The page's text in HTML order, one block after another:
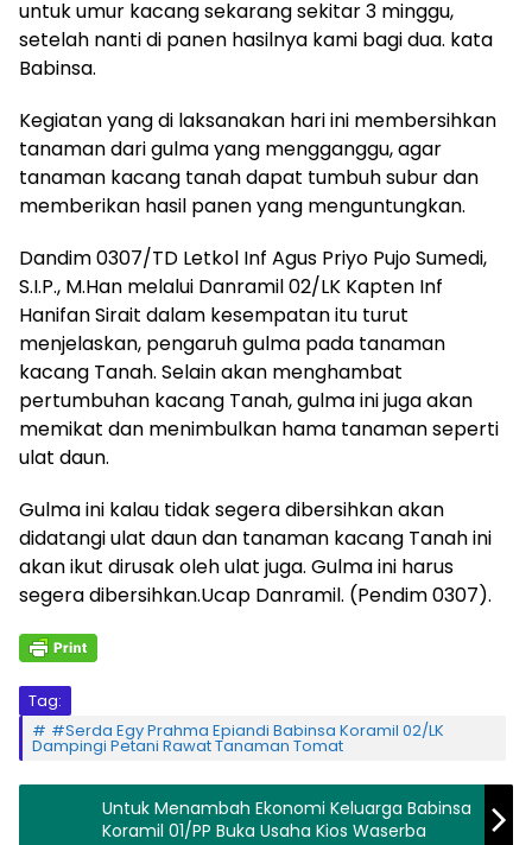
untuk umur kacang sekarang sekitar 3 minggu,
setelah nanti di panen hasilnya kami bagi dua. kata
Babinsa.
Kegiatan yang di laksanakan hari ini membersihkan
tanaman dari gulma yang mengganggu, agar
tanaman kacang tanah dapat tumbuh subur dan
memberikan hasil panen yang menguntungkan.
Dandim 0307/TD Letkol Inf Agus Priyo Pujo Sumedi,
S.I.P., M.Han melalui Danramil 02/LK Kapten Inf
Hanifan Sirait dalam kesempatan itu turut
menjelaskan, pengaruh gulma pada tanaman
kacang Tanah. Selain akan menghambat
pertumbuhan kacang Tanah, gulma ini juga akan
memikat dan menimbulkan hama tanaman seperti
ulat daun.
Gulma ini kalau tidak segera dibersihkan akan
didatangi ulat daun dan tanaman kacang Tanah ini
akan ikut dirusak oleh ulat juga. Gulma ini harus
segera dibersihkan.Ucap Danramil. (Pendim 0307).
Tag:
#Serda Egy Prahma Epiandi Babinsa Koramil 02/LK
Dampingi Petani Rawat Tanaman Tomat
Untuk Menambah Ekonomi Keluarga Babinsa
Koramil 01/PP Buka Usaha Kios Waserba